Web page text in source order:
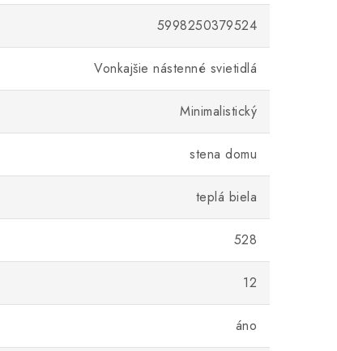
5998250379524
Vonkajšie nástenné svietidlá
Minimalistický
stena domu
teplá biela
528
12
áno